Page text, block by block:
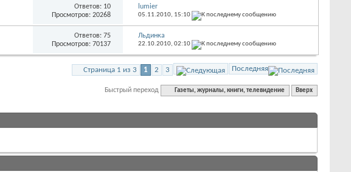
Ответов: 10
Просмотров: 20268
lumier
05.11.2010, 15:10
Ответов: 75
Просмотров: 70137
Льдинка
22.10.2010, 02:10
Страница 1 из 3 1 2 3 Последняя
Быстрый переход Газеты, журналы, книги, телевидение Вверх